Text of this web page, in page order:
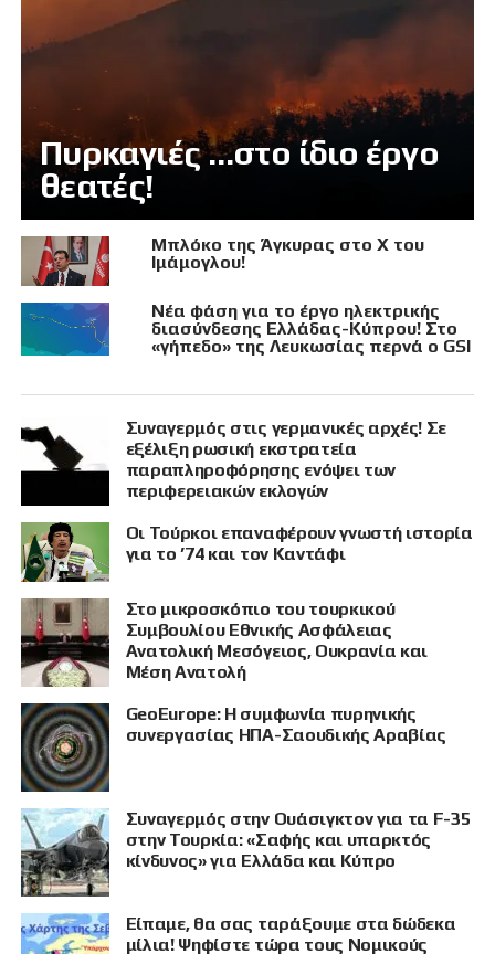
Πυρκαγιές …στο ίδιο έργο
θεατές!
Μπλόκο της Άγκυρας στο X του
Ιμάμογλου!
Νέα φάση για το έργο ηλεκτρικής
διασύνδεσης Ελλάδας-Κύπρου! Στο
«γήπεδο» της Λευκωσίας περνά ο GSI
Συναγερμός στις γερμανικές αρχές! Σε
εξέλιξη ρωσική εκστρατεία
παραπληροφόρησης ενόψει των
περιφερειακών εκλογών
Οι Τούρκοι επαναφέρουν γνωστή ιστορία
για το ’74 και τον Καντάφι
Στο μικροσκόπιο του τουρκικού
Συμβουλίου Εθνικής Ασφάλειας
Ανατολική Μεσόγειος, Ουκρανία και
Μέση Ανατολή
GeoEurope: Η συμφωνία πυρηνικής
συνεργασίας ΗΠΑ-Σαουδικής Αραβίας
Συναγερμός στην Ουάσιγκτον για τα F-35
στην Τουρκία: «Σαφής και υπαρκτός
κίνδυνος» για Ελλάδα και Κύπρο
Είπαμε, θα σας ταράξουμε στα δώδεκα
μίλια! Ψηφίστε τώρα τους Νομικούς